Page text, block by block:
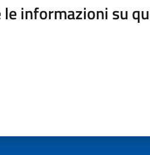
informazioni su